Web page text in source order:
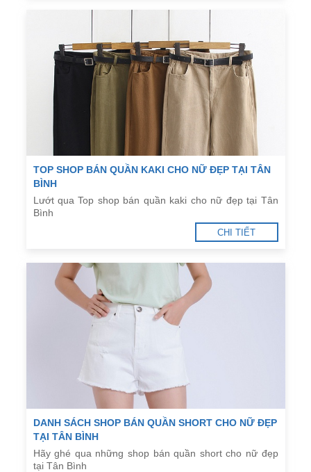
TOP SHOP BÁN QUẦN KAKI CHO NỮ ĐẸP TẠI TÂN
BÌNH
Lướt qua Top shop bán quần kaki cho nữ đẹp tại Tân
Bình
CHI TIẾT
DANH SÁCH SHOP BÁN QUẦN SHORT CHO NỮ ĐẸP
TẠI TÂN BÌNH
Hãy ghé qua những shop bán quần short cho nữ đẹp
tại Tân Bình